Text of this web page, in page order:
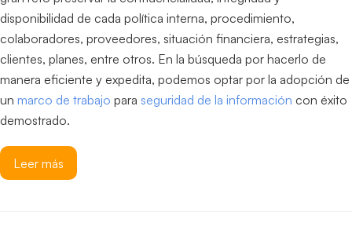
disponibilidad de cada política interna, procedimiento,
colaboradores, proveedores, situación financiera, estrategias,
clientes, planes, entre otros. En la búsqueda por hacerlo de
manera eficiente y expedita, podemos optar por la adopción de
un marco de trabajo para seguridad de la información con éxito
demostrado.
Leer más